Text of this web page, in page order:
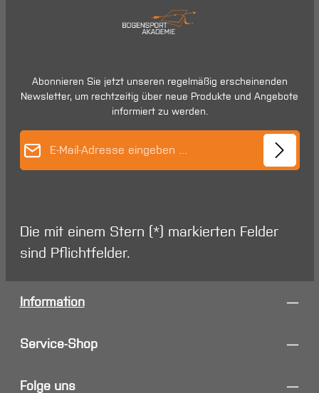
Abonnieren Sie jetzt unseren regelmäßig erscheinenden
Newsletter, um rechtzeitig über neue Produkte und Angebote
informiert zu werden.
Die mit einem Stern (*) markierten Felder
sind Pflichtfelder.
Information
Service-Shop
Folge uns